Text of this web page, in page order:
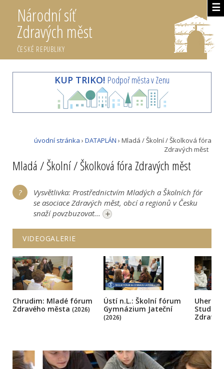
☰
Národní síť
Zdravých měst
ČESKÉ REPUBLIKY
KUP TRIKO! Podpoř města v Zenu
úvodní stránka › DATAPLÁN › Mladá / Školní / Školková fóra
Zdravých měst
Mladá / Školní / Školková fóra Zdravých měst
Vysvětlivka: Prostřednictvím Mladých a Školních fór
se asociace Zdravých měst, obcí a regionů v Česku
snaží povzbuzovat... +
VIDEOGALERIE
Chrudim: Mladé fórum
Zdravého města (2026)
Ústí n.L.: Školní fórum
Gymnázium Jateční
(2026)